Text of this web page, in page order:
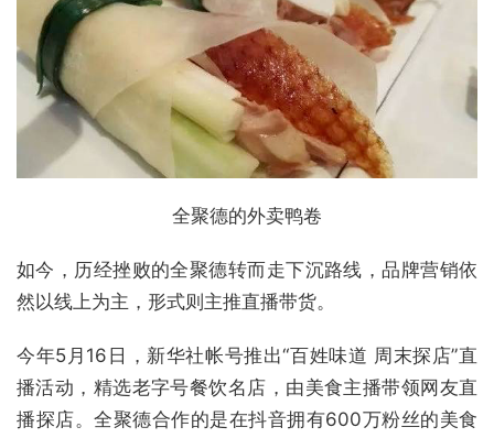
全聚德的外卖鸭卷
如今，历经挫败的全聚德转而走下沉路线，品牌营销依
然以线上为主，形式则主推直播带货。
今年5月16日，新华社帐号推出“百姓味道 周末探店”直
播活动，精选老字号餐饮名店，由美食主播带领网友直
播探店。全聚德合作的是在抖音拥有600万粉丝的美食